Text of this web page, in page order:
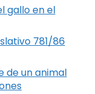
gallo en el
781/86
de un animal